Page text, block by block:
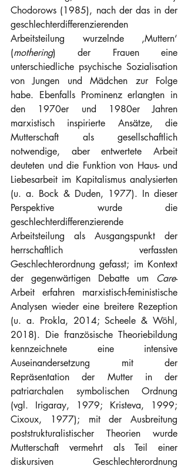
Chodorows (1985), nach der das in der
geschlechterdifferenzierenden
Arbeitsteilung wurzelnde ‚Muttern‘
(mothering) der Frauen eine
unterschiedliche psychische Sozialisation
von Jungen und Mädchen zur Folge
habe. Ebenfalls Prominenz erlangten in
den 1970er und 1980er Jahren
marxistisch inspirierte Ansätze, die
Mutterschaft als gesellschaftlich
notwendige, aber entwertete Arbeit
deuteten und die Funktion von Haus- und
Liebesarbeit im Kapitalismus analysierten
(u. a. Bock & Duden, 1977). In dieser
Perspektive wurde die
geschlechterdifferenzierende
Arbeitsteilung als Ausgangspunkt der
herrschaftlich verfassten
Geschlechterordnung gefasst; im Kontext
der gegenwärtigen Debatte um Care-
Arbeit erfahren marxistisch-feministische
Analysen wieder eine breitere Rezeption
(u. a. Prokla, 2014; Scheele & Wöhl,
2018). Die französische Theoriebildung
kennzeichnete eine intensive
Auseinandersetzung mit der
Repräsentation der Mutter in der
patriarchalen symbolischen Ordnung
(vgl. Irigaray, 1979; Kristeva, 1999;
Cixoux, 1977); mit der Ausbreitung
poststrukturalistischer Theorien wurde
Mutterschaft vermehrt als Teil einer
diskursiven Geschlechterordnung